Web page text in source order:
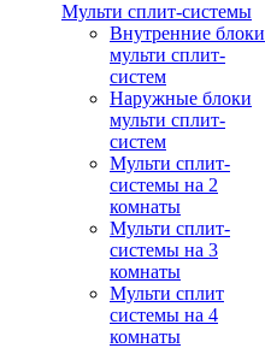
Мульти сплит-системы
Внутренние блоки
мульти сплит-
систем
Наружные блоки
мульти сплит-
систем
Мульти сплит-
системы на 2
комнаты
Мульти сплит-
системы на 3
комнаты
Мульти сплит
системы на 4
комнаты